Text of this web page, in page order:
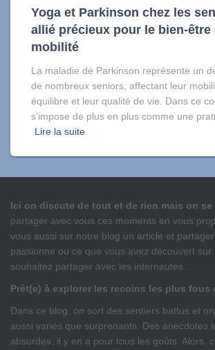
Yoga et Parkinson chez les
allié précieux pour le bien-être
mobilité
La maladie de Parkinson représente un
de nombreux seniors, affectant leur
équilibre et leur qualité de vie. Dans ce
s’impose de plus en plus comme une
Lire la suite
Ici on discute de tout et de rien mais on se
partager avec vous ces moments en vous
vous aussi sur notre blog un article et
passionne ou ce que vous avez découvert sur
souhaitez partager avec les internautes.
Prêt(e) à explorer les recoins les plus fous
Dans ce blog, on sort des sentiers battus et
aussi variés que surprenants. Des anecdotes
absurdes, il y en a pour tous les goûts. Alors,